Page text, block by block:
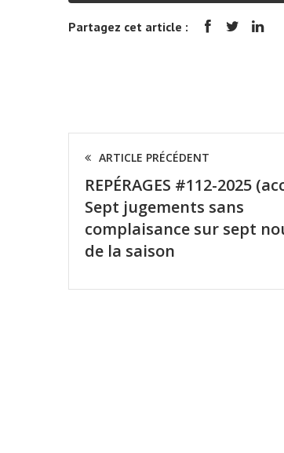
Partagez cet article :
ARTICLE PRÉCÉDENT
REPÉRAGES #112-2025
Sept jugements sans
complaisance sur sept
de la saison